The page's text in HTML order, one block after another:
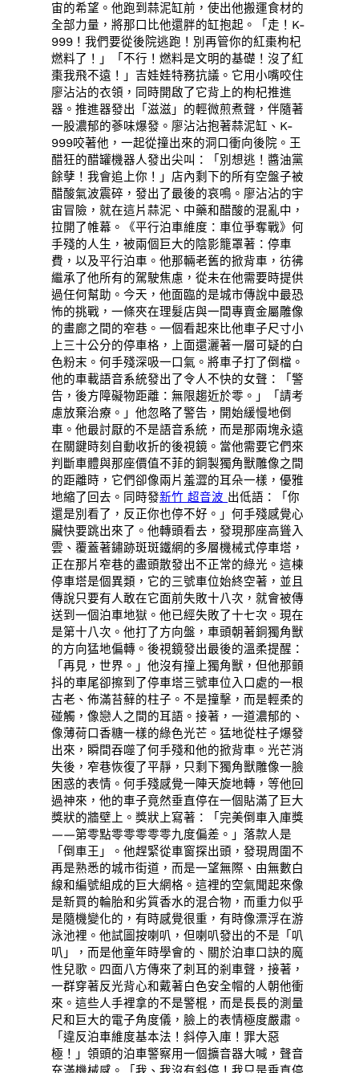
宙的希望。他跑到蒜泥缸前，使出他搬運食材的
全部力量，將那口比他還胖的缸抱起。「走！K-
999！我們要從後院逃跑！別再管你的紅棗枸杞
燃料了！」「不行！燃料是文明的基礎！沒了紅
棗我飛不遠！」吉娃娃特務抗議。它用小嘴咬住
廖沾沾的衣領，同時開啟了它背上的枸杞推進
器。推進器發出「滋滋」的輕微煎煮聲，伴隨著
一股濃郁的蔘味爆發。廖沾沾抱著蒜泥缸、K-
999咬著他，一起從撞出來的洞口衝向後院。王
醋狂的醋罐機器人發出尖叫：「別想逃！醬油黨
餘孽！我會追上你！」店內剩下的所有空盤子被
醋酸氣波震碎，發出了最後的哀鳴。廖沾沾的宇
宙冒險，就在這片蒜泥、中藥和醋酸的混亂中，
拉開了帷幕。《平行泊車維度：車位爭奪戰》何
手殘的人生，被兩個巨大的陰影籠罩著：停車
費，以及平行泊車。他那輛老舊的掀背車，彷彿
繼承了他所有的駕駛焦慮，從未在他需要時提供
過任何幫助。今天，他面臨的是城市傳說中最恐
怖的挑戰，一條夾在理髮店與一間專賣金屬雕像
的畫廊之間的窄巷。一個看起來比他車子尺寸小
上三十公分的停車格，上面還灑著一層可疑的白
色粉末。何手殘深吸一口氣。將車子打了倒檔。
他的車載語音系統發出了令人不快的女聲：「警
告，後方障礙物距離：無限趨近於零。」「請考
慮放棄治療。」他忽略了警告，開始緩慢地倒
車。他最討厭的不是語音系統，而是那兩塊永遠
在關鍵時刻自動收折的後視鏡。當他需要它們來
判斷車體與那座價值不菲的銅製獨角獸雕像之間
的距離時，它們卻像兩片羞澀的耳朵一樣，優雅
地縮了回去。同時發新竹 超音波 出低語：「你
還是別看了，反正你也停不好。」何手殘感覺心
臟快要跳出來了。他轉頭看去，發現那座高聳入
雲、覆蓋著鏽跡斑斑鐵網的多層機械式停車塔，
正在那片窄巷的盡頭散發出不正常的綠光。這棟
停車塔是個異類，它的三號車位始終空著，並且
傳說只要有人敢在它面前失敗十八次，就會被傳
送到一個泊車地獄。他已經失敗了十七次。現在
是第十八次。他打了方向盤，車頭朝著銅獨角獸
的方向猛地偏轉。後視鏡發出最後的溫柔提醒：
「再見，世界。」他沒有撞上獨角獸，但他那顫
抖的車尾卻擦到了停車塔三號車位入口處的一根
古老、佈滿苔蘚的柱子。不是撞擊，而是輕柔的
碰觸，像戀人之間的耳語。接著，一道濃郁的、
像薄荷口香糖一樣的綠色光芒。猛地從柱子爆發
出來，瞬間吞噬了何手殘和他的掀背車。光芒消
失後，窄巷恢復了平靜，只剩下獨角獸雕像一臉
困惑的表情。何手殘感覺一陣天旋地轉，等他回
過神來，他的車子竟然垂直停在一個貼滿了巨大
獎狀的牆壁上。獎狀上寫著：「完美倒車入庫獎
——第零點零零零零零九度偏差。」落款人是
「倒車王」。他趕緊從車窗探出頭，發現周圍不
再是熟悉的城市街道，而是一望無際、由無數白
線和編號組成的巨大網格。這裡的空氣聞起來像
是新買的輪胎和劣質香水的混合物，而重力似乎
是隨機變化的，有時感覺很重，有時像漂浮在游
泳池裡。他試圖按喇叭，但喇叭發出的不是「叭
叭」，而是他童年時學會的、關於泊車口訣的魔
性兒歌。四面八方傳來了刺耳的剎車聲，接著，
一群穿著反光背心和戴著白色安全帽的人朝他衝
來。這些人手裡拿的不是警棍，而是長長的測量
尺和巨大的電子角度儀，臉上的表情極度嚴肅。
「違反泊車維度基本法！斜停入庫！罪大惡
極！」領頭的泊車警察用一個擴音器大喊，聲音